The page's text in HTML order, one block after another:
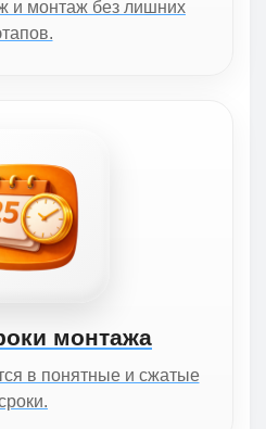
и монтаж без лишних
монтажа
в понятные и сжатые